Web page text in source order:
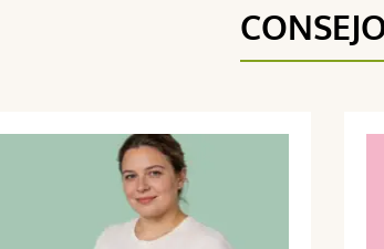
publié le 12 mars 2024 suite à une commande du 02 mars 2024